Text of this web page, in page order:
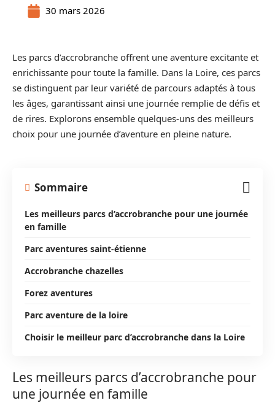
30 mars 2026
Les parcs d’accrobranche offrent une aventure excitante et
enrichissante pour toute la famille. Dans la Loire, ces parcs
se distinguent par leur variété de parcours adaptés à tous
les âges, garantissant ainsi une journée remplie de défis et
de rires. Explorons ensemble quelques-uns des meilleurs
choix pour une journée d’aventure en pleine nature.
Sommaire
Les meilleurs parcs d’accrobranche pour une journée
en famille
Parc aventures saint-étienne
Accrobranche chazelles
Forez aventures
Parc aventure de la loire
Choisir le meilleur parc d’accrobranche dans la Loire
Les meilleurs parcs d’accrobranche pour
une journée en famille